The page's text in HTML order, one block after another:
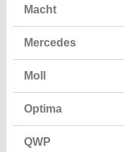
Macht
Mercedes
Moll
Optima
QWP